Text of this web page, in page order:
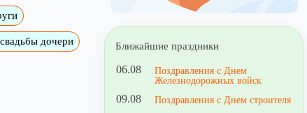
дочери Ближайшие праздники
06.08
Поздравления с Днем
Железнодорожных войск
09.08
Поздравления с Днем строителя